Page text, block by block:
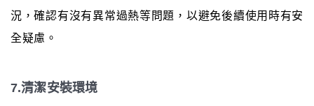
況，確認有沒有異常過熱等問題，以避免後續使用時有安
全疑慮。
7.清潔安裝環境